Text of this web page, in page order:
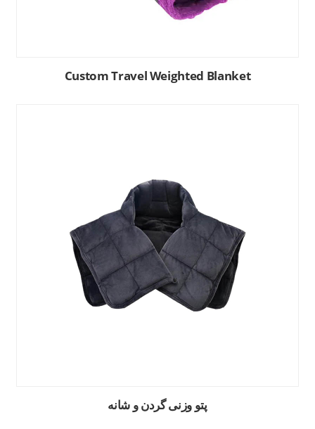
Custom Travel Weighted Blanket
پتو وزنی گردن و شانه